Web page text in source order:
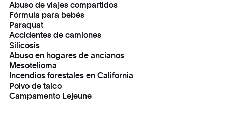
Abuso de viajes compartidos
Fórmula para bebés
Paraquat
Accidentes de camiones
Silicosis
Abuso en hogares de ancianos
Mesotelioma
Incendios forestales en California
Polvo de talco
Campamento Lejeune